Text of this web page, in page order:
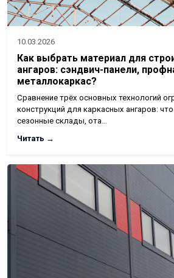
10.03.2026
Как выбрать материал для
ангаров: сэндвич-панели,
металлокаркас?
Сравнение трёх основных технологий
конструкций для каркасных ангаров:
сезонные склады, ота…
Читать →